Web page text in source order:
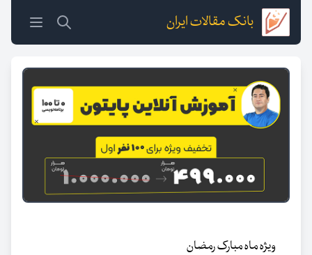
بانک مقالات ایران
ویژه ماه مبارک رمضان